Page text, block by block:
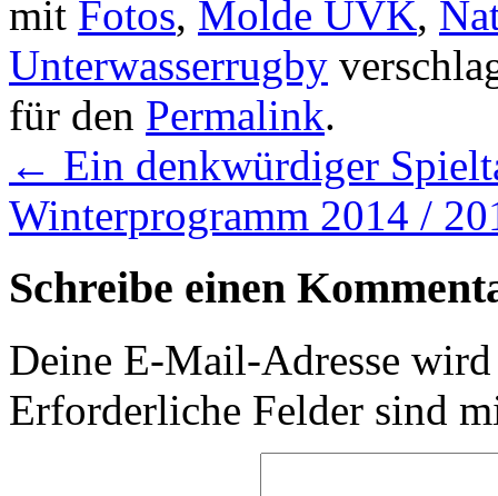
mit Fotos, Molde UVK,
Unterwasserrugby
für den Permalink.
← Ein denkwürdiger
Winterprogramm 2014 /
Schreibe einen
Deine E-Mail-Adresse
Erforderliche Felder sind